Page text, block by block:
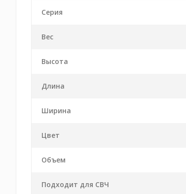
Серия
Вес
Высота
Длина
Ширина
Цвет
Объем
Подходит для СВЧ